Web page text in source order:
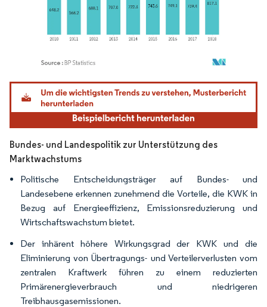
Bild © Mordor Intelligence. Wiederverwendung erfordert Namensnennung gemäß
Bundes- und Landespolitik zur Unterstützung des
Marktwachstums
Politische Entscheidungsträger auf Bundes- und
Landesebene erkennen zunehmend die Vorteile, die KWK in
Bezug auf Energieeffizienz, Emissionsreduzierung und
Wirtschaftswachstum bietet.
Der inhärent höhere Wirkungsgrad der KWK und die
Eliminierung von Übertragungs- und Verteilerverlusten vom
zentralen Kraftwerk führen zu einem reduzierten
Primärenergieverbrauch und niedrigeren
Treibhausgasemissionen.